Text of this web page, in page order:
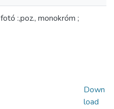
fotó :,poz., monokróm ;
Down
load